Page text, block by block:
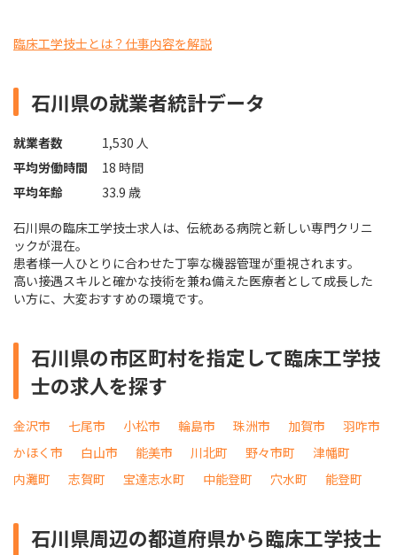
臨床工学技士とは？仕事内容を解説
石川県の就業者統計データ
就業者数
1,530 人
平均労働時間
18 時間
平均年齢
33.9 歳
石川県の臨床工学技士求人は、伝統ある病院と新しい専門クリニ
ックが混在。
患者様一人ひとりに合わせた丁寧な機器管理が重視されます。
高い接遇スキルと確かな技術を兼ね備えた医療者として成長した
い方に、大変おすすめの環境です。
石川県の市区町村を指定して臨床工学技
士の求人を探す
金沢市 七尾市 小松市 輪島市 珠洲市 加賀市
羽咋市
かほく市
白山市 能美市 川北町 野々市町
津幡町
内灘町
志賀町 宝達志水町 中能登町 穴水町 能登町
石川県周辺の都道府県から臨床工学技士